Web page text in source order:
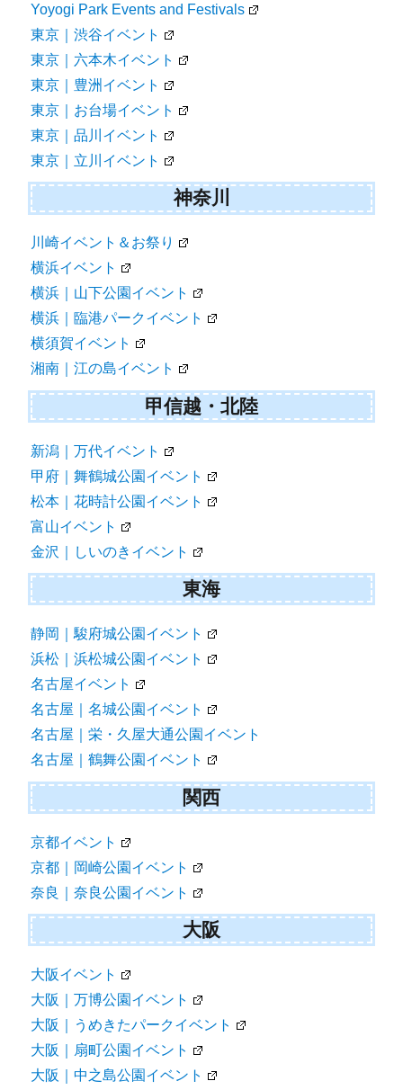
Yoyogi Park Events and Festivals
東京｜渋谷イベント
東京｜六本木イベント
東京｜豊洲イベント
東京｜お台場イベント
東京｜品川イベント
東京｜立川イベント
神奈川
川崎イベント＆お祭り
横浜イベント
横浜｜山下公園イベント
横浜｜臨港パークイベント
横須賀イベント
湘南｜江の島イベント
甲信越・北陸
新潟｜万代イベント
甲府｜舞鶴城公園イベント
松本｜花時計公園イベント
富山イベント
金沢｜しいのきイベント
東海
静岡｜駿府城公園イベント
浜松｜浜松城公園イベント
名古屋イベント
名古屋｜名城公園イベント
名古屋｜栄・久屋大通公園イベント
名古屋｜鶴舞公園イベント
関西
京都イベント
京都｜岡崎公園イベント
奈良｜奈良公園イベント
大阪
大阪イベント
大阪｜万博公園イベント
大阪｜うめきたパークイベント
大阪｜扇町公園イベント
大阪｜中之島公園イベント